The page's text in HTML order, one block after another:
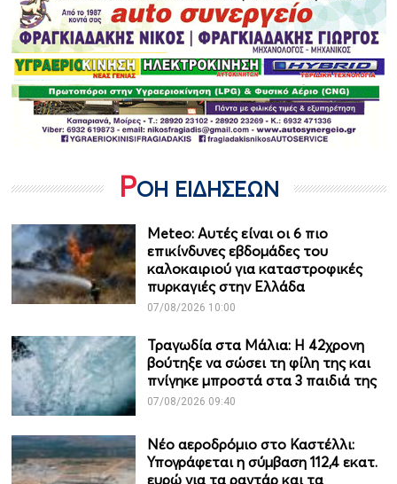
ΡΟΗ ΕΙΔΗΣΕΩΝ
Meteo: Aυτές είναι οι 6 πιο
επικίνδυνες εβδομάδες του
καλοκαιριού για καταστροφικές
πυρκαγιές στην Ελλάδα
07/08/2026 10:00
Τραγωδία στα Μάλια: Η 42χρονη
βούτηξε να σώσει τη φίλη της και
πνίγηκε μπροστά στα 3 παιδιά της
07/08/2026 09:40
Νέο αεροδρόμιο στο Καστέλλι:
Υπογράφεται η σύμβαση 112,4 εκατ.
ευρώ για τα ραντάρ και τα